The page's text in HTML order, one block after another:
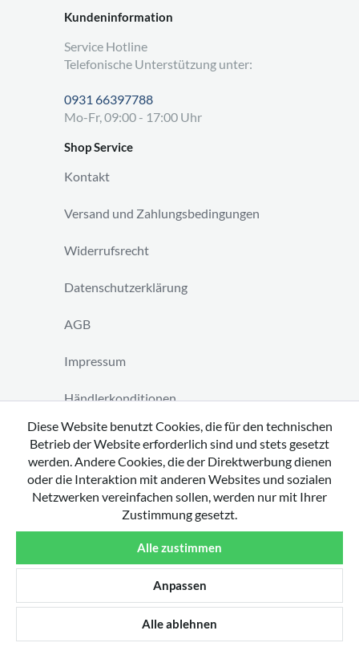
Kundeninformation
Service Hotline
Telefonische Unterstützung unter:
0931 66397788
Mo-Fr, 09:00 - 17:00 Uhr
Shop Service
Kontakt
Versand und Zahlungsbedingungen
Widerrufsrecht
Datenschutzerklärung
AGB
Impressum
Händlerkonditionen
Vertrag widerrufen
Copyright 2026 by tavato GmbH
Diese Website benutzt Cookies, die für den technischen
Betrieb der Website erforderlich sind und stets gesetzt
werden. Andere Cookies, die der Direktwerbung dienen
oder die Interaktion mit anderen Websites und sozialen
Netzwerken vereinfachen sollen, werden nur mit Ihrer
Zustimmung gesetzt.